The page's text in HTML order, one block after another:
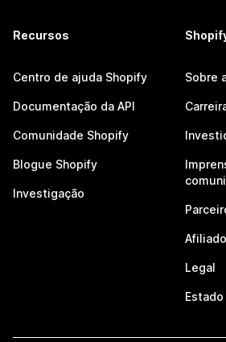
Recursos
Centro de ajuda Shopify
Documentação da API
Comunidade Shopify
Blogue Shopify
Investigação
Sobre
Legal